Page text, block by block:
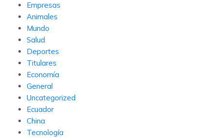
Empresas
Animales
Mundo
Salud
Deportes
Titulares
Economía
General
Uncategorized
Ecuador
China
Tecnología